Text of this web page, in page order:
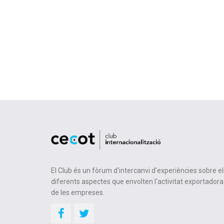
El Club és un fòrum d'intercanvi d'experiències sobre
diferents aspectes que envolten l'activitat exportadora
de les empreses.